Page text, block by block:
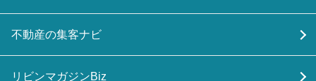
不動産の集客ナビ
リビンマガジンBiz